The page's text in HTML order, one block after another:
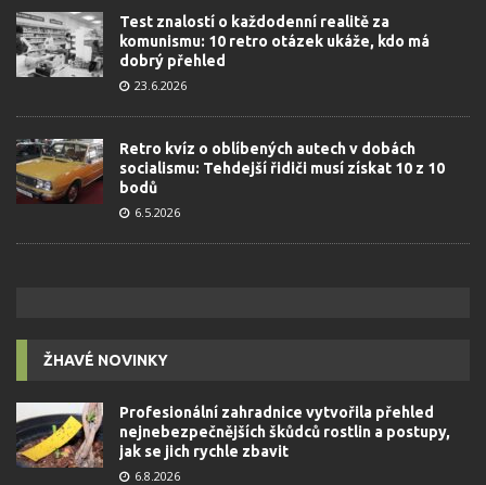
Test znalostí o každodenní realitě za
komunismu: 10 retro otázek ukáže, kdo má
dobrý přehled
23.6.2026
Retro kvíz o oblíbených autech v dobách
socialismu: Tehdejší řidiči musí získat 10 z 10
bodů
6.5.2026
ŽHAVÉ NOVINKY
Profesionální zahradnice vytvořila přehled
nejnebezpečnějších škůdců rostlin a postupy,
jak se jich rychle zbavit
6.8.2026